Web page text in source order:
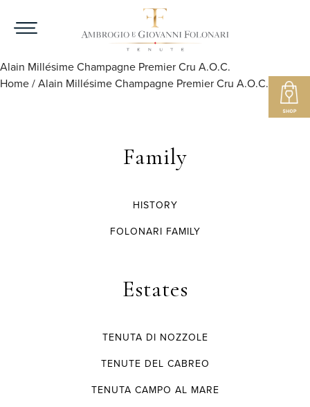
Alain Millésime Champagne Premier Cru A.O.C.
Home/Alain Millésime Champagne Premier Cru A.O.C.
Family
HISTORY
FOLONARI FAMILY
Estates
TENUTA DI NOZZOLE
TENUTE DEL CABREO
TENUTA CAMPO AL MARE